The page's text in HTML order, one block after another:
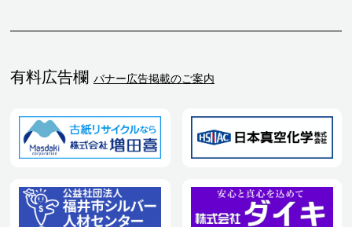
有料広告欄 バナー広告掲載のご案内